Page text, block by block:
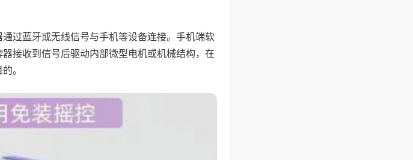
过蓝牙或无线信号与手机等设备连接。手机端软
接收到信号后驱动内部微型电机或机械结构，在
。